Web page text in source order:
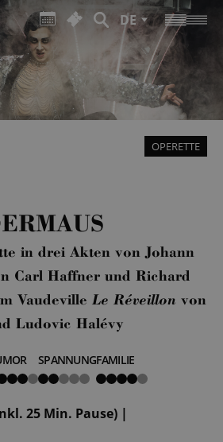
DE
OPERETTE
in drei Akten von Johann
Carl Haffner und Richard
Vaudeville Le Réveillon von
Ludovic Halévy
SPANNUNG
2
von
FAMILIE
4
von
25 Min. Pause) |